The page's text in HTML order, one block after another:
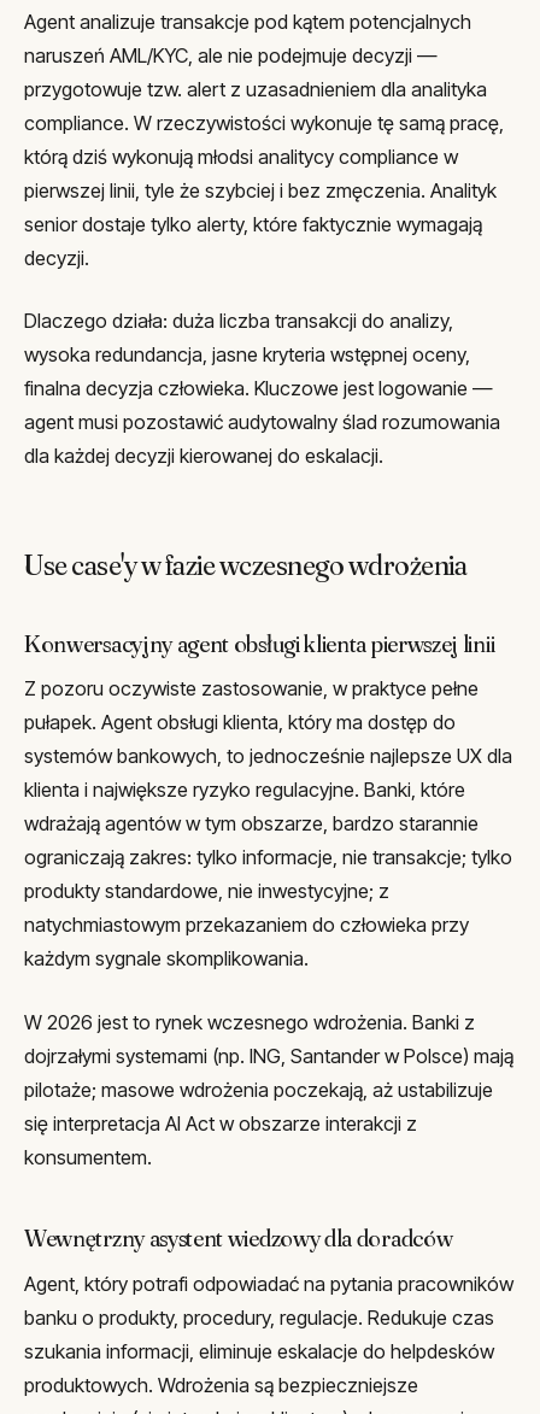
Agent analizuje transakcje pod kątem potencjalnych
naruszeń AML/KYC, ale nie podejmuje decyzji —
przygotowuje tzw. alert z uzasadnieniem dla analityka
compliance. W rzeczywistości wykonuje tę samą pracę,
którą dziś wykonują młodsi analitycy compliance w
pierwszej linii, tyle że szybciej i bez zmęczenia. Analityk
senior dostaje tylko alerty, które faktycznie wymagają
decyzji.
Dlaczego działa: duża liczba transakcji do analizy,
wysoka redundancja, jasne kryteria wstępnej oceny,
finalna decyzja człowieka. Kluczowe jest logowanie —
agent musi pozostawić audytowalny ślad rozumowania
dla każdej decyzji kierowanej do eskalacji.
Use case'y w fazie wczesnego wdrożenia
Konwersacyjny agent obsługi klienta pierwszej linii
Z pozoru oczywiste zastosowanie, w praktyce pełne
pułapek. Agent obsługi klienta, który ma dostęp do
systemów bankowych, to jednocześnie najlepsze UX dla
klienta i największe ryzyko regulacyjne. Banki, które
wdrażają agentów w tym obszarze, bardzo starannie
ograniczają zakres: tylko informacje, nie transakcje; tylko
produkty standardowe, nie inwestycyjne; z
natychmiastowym przekazaniem do człowieka przy
każdym sygnale skomplikowania.
W 2026 jest to rynek wczesnego wdrożenia. Banki z
dojrzałymi systemami (np. ING, Santander w Polsce) mają
pilotaże; masowe wdrożenia poczekają, aż ustabilizuje
się interpretacja AI Act w obszarze interakcji z
konsumentem.
Wewnętrzny asystent wiedzowy dla doradców
Agent, który potrafi odpowiadać na pytania pracowników
banku o produkty, procedury, regulacje. Redukuje czas
szukania informacji, eliminuje eskalacje do helpdesków
produktowych. Wdrożenia są bezpieczniejsze